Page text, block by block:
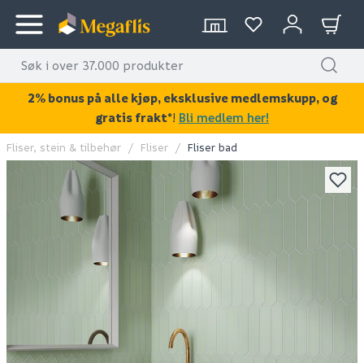
KAN DISSE VÆRE AV INTERESSE?
Fliser, stein & tilbehør Fliser Fliser bad
2% bonus på alle kjøp, eksklusive medlemskupp, og
gratis frakt*! Bli medlem her!